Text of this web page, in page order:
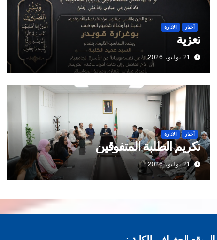
أخبار الادارة
تعزية
21 يوليو، 2026
أخبار الادارة
تكريم الطلبة المتفوقين
21 يوليو، 2026